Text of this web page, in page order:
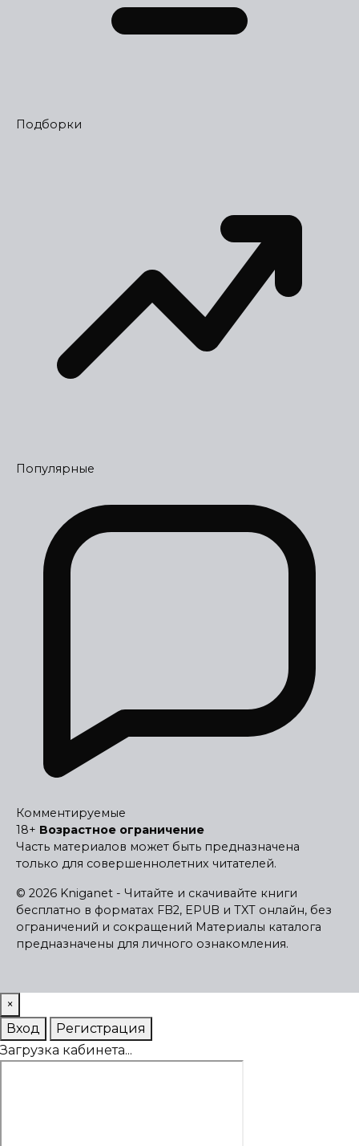
Подборки
Популярные
Комментируемые
18+ Возрастное ограничение
Часть материалов может быть предназначена
только для совершеннолетних читателей.
© 2026 Kniganet - Читайте и скачивайте книги
бесплатно в форматах FB2, EPUB и TXT онлайн, без
ограничений и сокращений Материалы каталога
предназначены для личного ознакомления.
×
Вход
Регистрация
Загрузка кабинета...